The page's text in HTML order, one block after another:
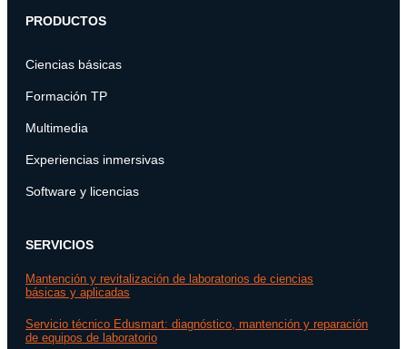
PRODUCTOS
Ciencias básicas
Formación TP
Multimedia
Experiencias inmersivas
Software y licencias
SERVICIOS
Mantención y revitalización de laboratorios de ciencias
básicas y aplicadas
Servicio técnico Edusmart: diagnóstico, mantención y reparación
de equipos de laboratorio